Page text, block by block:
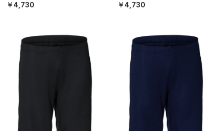
￥4,730 ￥4,730